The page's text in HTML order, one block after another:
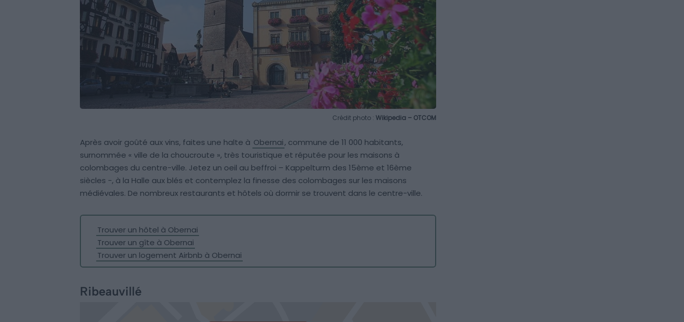
Crédit photo : Wikipedia – OTCOM
Après avoir goûté aux vins, faites une halte à Obernai, commune de 11 000 habitants,
surnommée « ville de la choucroute », très touristique et réputée pour les maisons à
colombages du centre-ville. Jetez un oeil au beffroi – Kappelturm des 15ème et 16ème
siècles -, à la Halle aux blés et contemplez la finesse des colombages sur les maisons
médiévales. De nombreux restaurants et hôtels où dormir se trouvent dans le centre-ville.
Trouver un hôtel à Obernai
Trouver un gîte à Obernai
Trouver un logement Airbnb à Obernai
Ribeauvillé